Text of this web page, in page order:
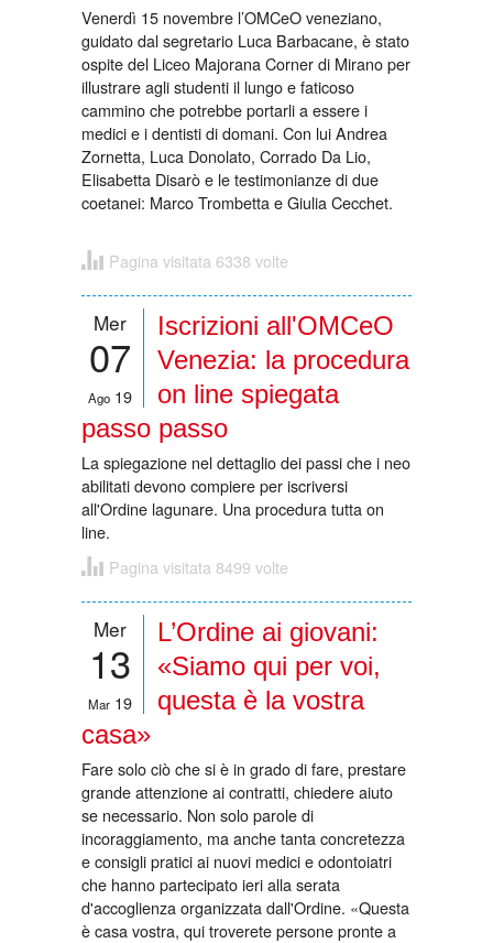
Venerdì 15 novembre l’OMCeO veneziano,
guidato dal segretario Luca Barbacane, è stato
ospite del Liceo Majorana Corner di Mirano per
illustrare agli studenti il lungo e faticoso
cammino che potrebbe portarli a essere i
medici e i dentisti di domani. Con lui Andrea
Zornetta, Luca Donolato, Corrado Da Lio,
Elisabetta Disarò e le testimonianze di due
coetanei: Marco Trombetta e Giulia Cecchet.
Pagina visitata 6338 volte
Mer
07
Ago 19
Iscrizioni all'OMCeO
Venezia: la procedura
on line spiegata
passo passo
La spiegazione nel dettaglio dei passi che i neo
abilitati devono compiere per iscriversi
all'Ordine lagunare. Una procedura tutta on
line.
Pagina visitata 8499 volte
Mer
13
Mar 19
L’Ordine ai giovani:
«Siamo qui per voi,
questa è la vostra
casa»
Fare solo ciò che si è in grado di fare, prestare
grande attenzione ai contratti, chiedere aiuto
se necessario. Non solo parole di
incoraggiamento, ma anche tanta concretezza
e consigli pratici ai nuovi medici e odontoiatri
che hanno partecipato ieri alla serata
d'accoglienza organizzata dall'Ordine. «Questa
è casa vostra, qui troverete persone pronte a